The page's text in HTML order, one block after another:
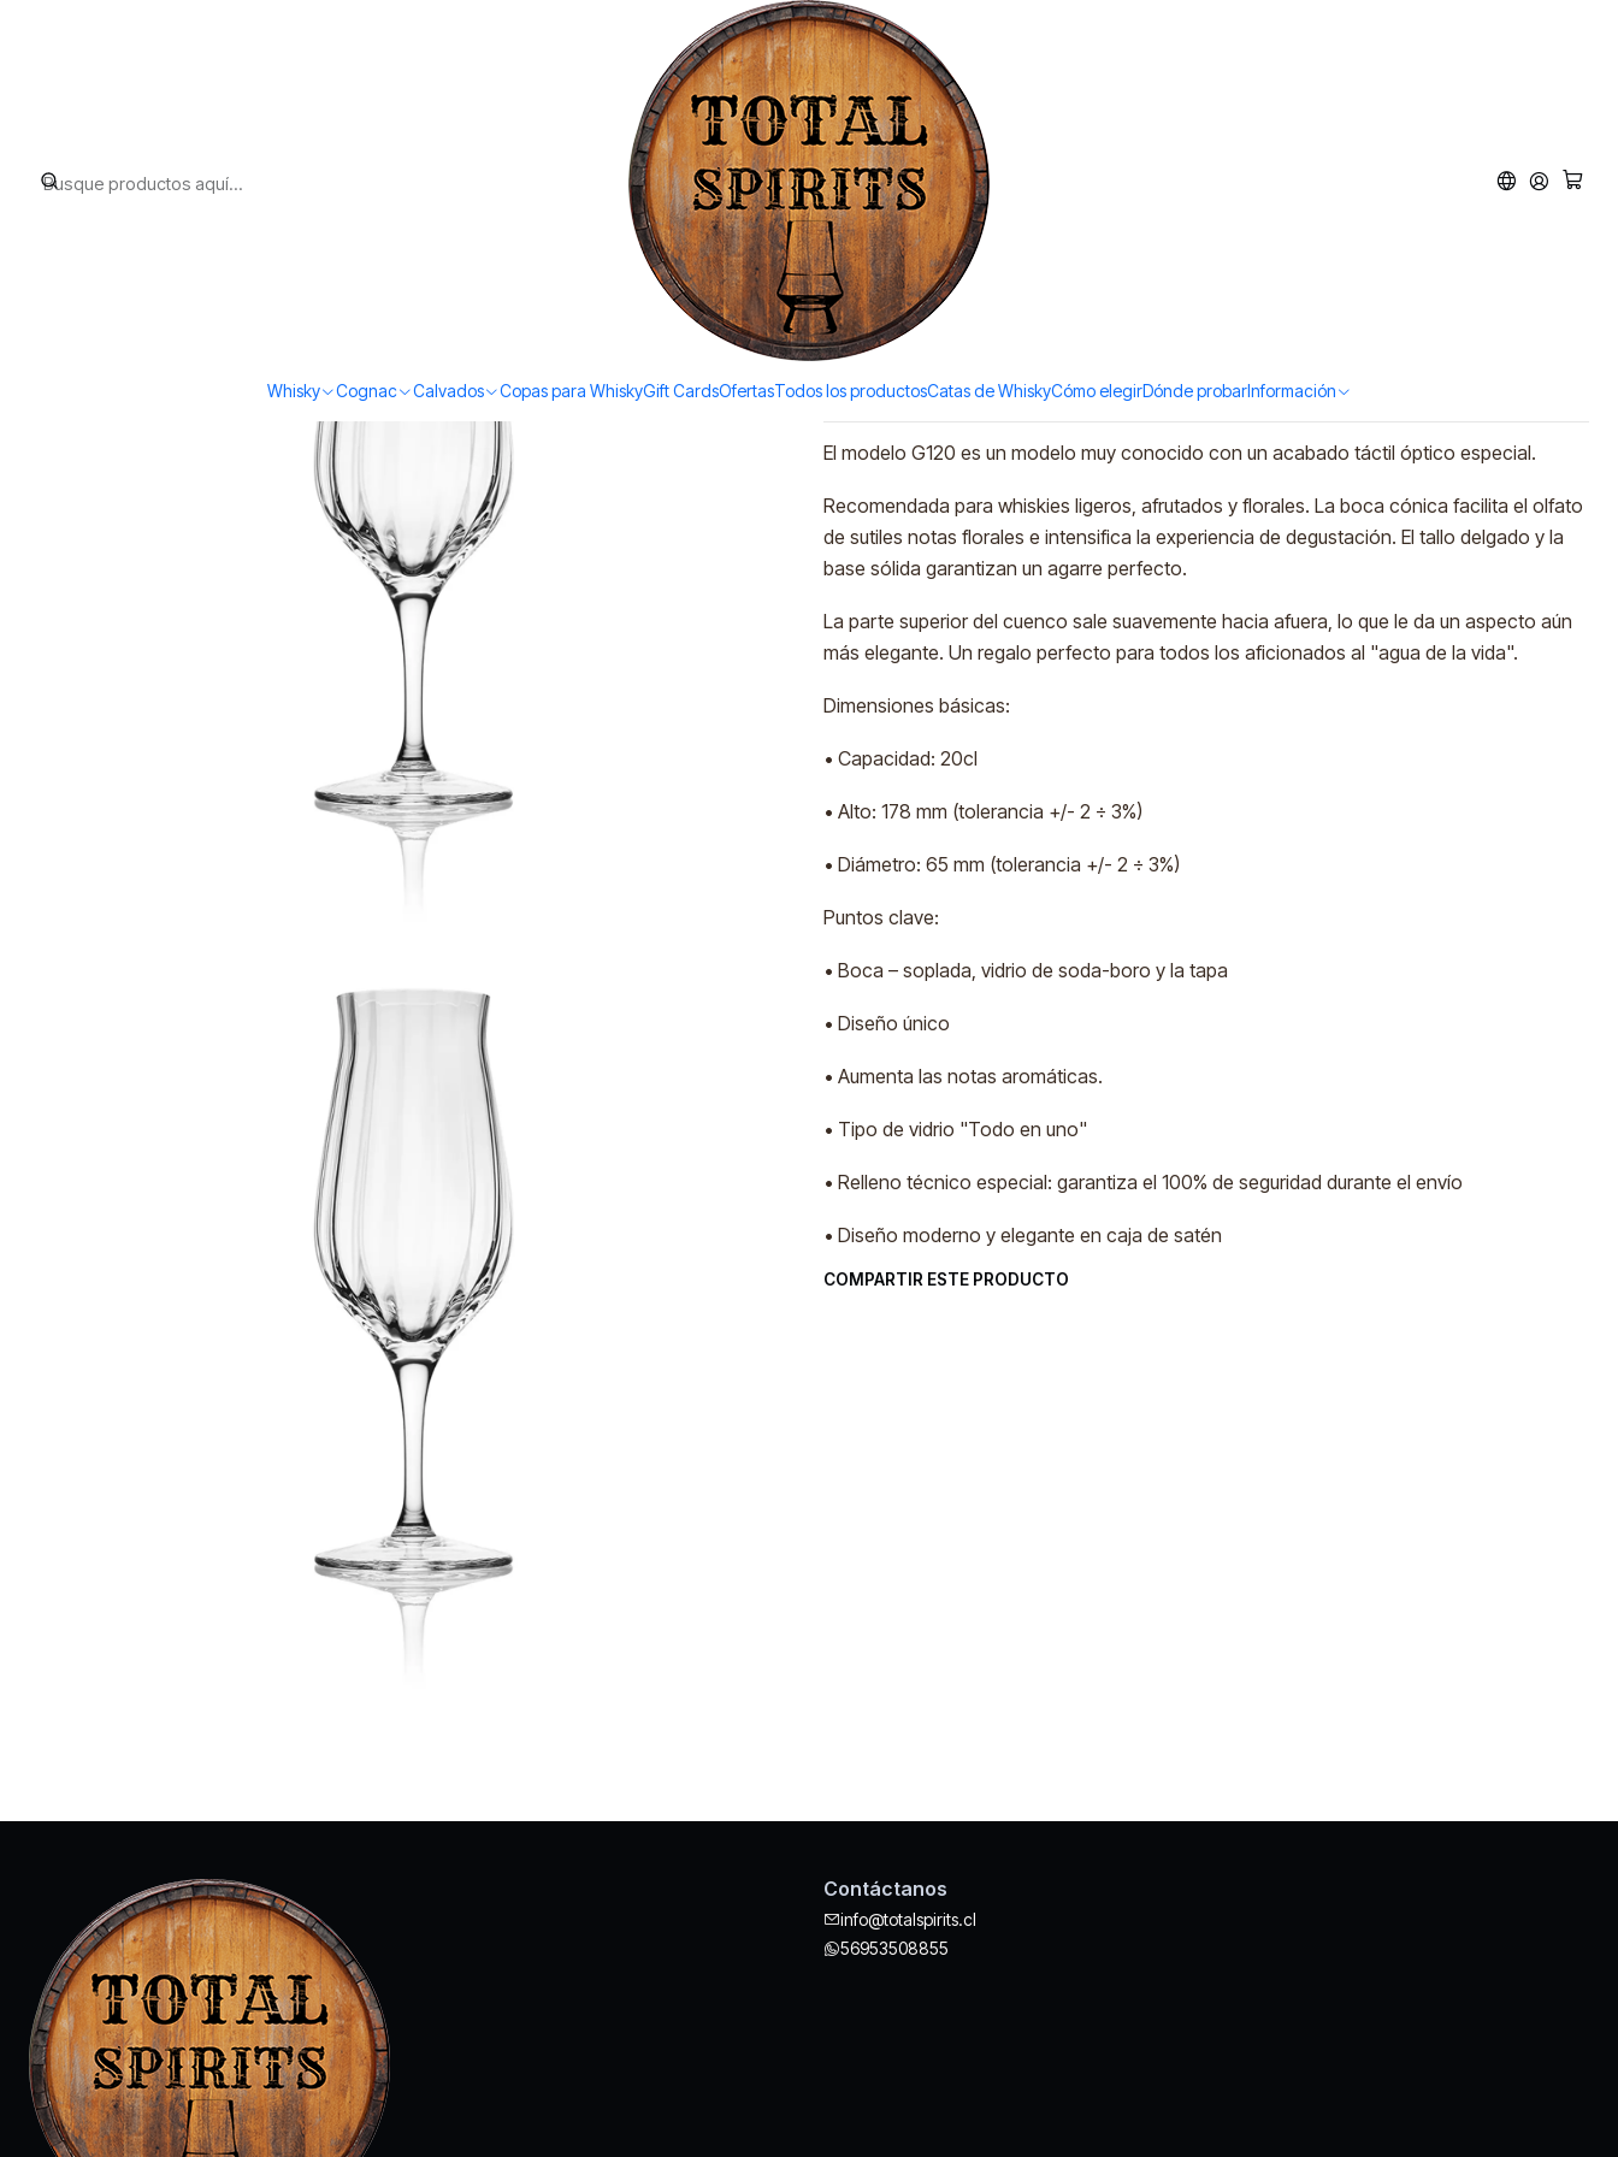
Whisky Cognac Calvados Copas para WhiskyGift CardsOfertasTodos los productosCatas de WhiskyCómo elegirDónde probarInformación
Todos los productos estan en stock. Despachamos a todo Chile.
|
AmberGlass Copa para whisky
G120
Cantidad
DESCRIPCIÓN
El modelo G120 es un modelo muy conocido con un acabado táctil óptico especial.
Recomendada para whiskies ligeros, afrutados y florales. La boca cónica facilita el olfato
de sutiles notas florales e intensifica la experiencia de degustación. El tallo delgado y la
base sólida garantizan un agarre perfecto.
La parte superior del cuenco sale suavemente hacia afuera, lo que le da un aspecto aún
más elegante. Un regalo perfecto para todos los aficionados al "agua de la vida".
Dimensiones básicas:
• Capacidad: 20cl
• Alto: 178 mm (tolerancia +/- 2 ÷ 3%)
• Diámetro: 65 mm (tolerancia +/- 2 ÷ 3%)
Puntos clave:
• Boca – soplada, vidrio de soda-boro y la tapa
• Diseño único
• Aumenta las notas aromáticas.
• Tipo de vidrio "Todo en uno"
• Relleno técnico especial: garantiza el 100% de seguridad durante el envío
• Diseño moderno y elegante en caja de satén
COMPARTIR ESTE PRODUCTO
Contáctanos
info@totalspirits.cl
56953508855